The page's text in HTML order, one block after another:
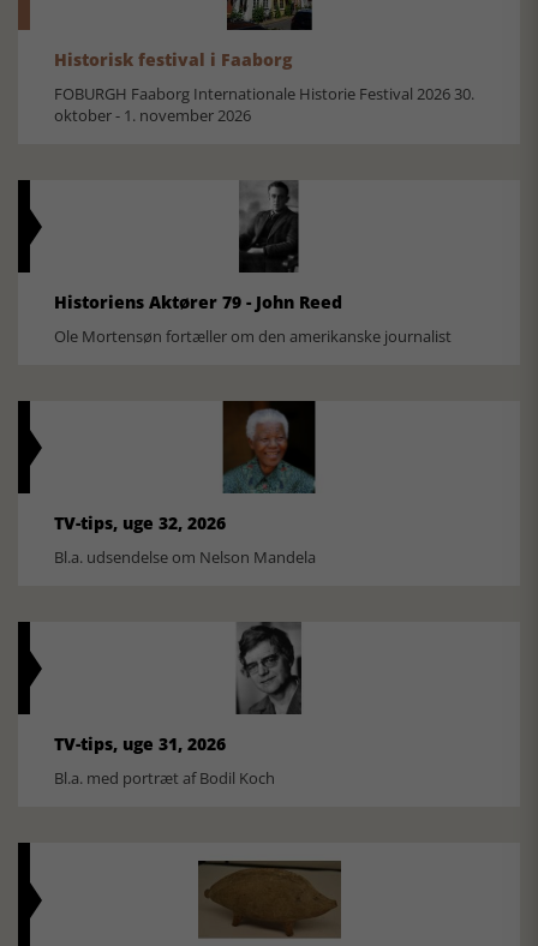
Historisk festival i Faaborg
FOBURGH Faaborg Internationale Historie Festival 2026 30.
oktober - 1. november 2026
Historiens Aktører 79 - John Reed
Ole Mortensøn fortæller om den amerikanske journalist
TV-tips, uge 32, 2026
Bl.a. udsendelse om Nelson Mandela
TV-tips, uge 31, 2026
Bl.a. med portræt af Bodil Koch